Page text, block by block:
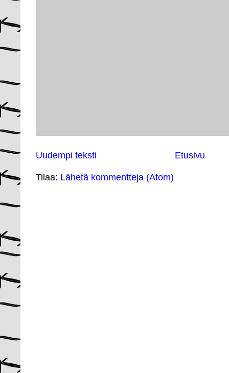
Uudempi teksti Etusivu
Tilaa: Lähetä kommentteja (Atom)